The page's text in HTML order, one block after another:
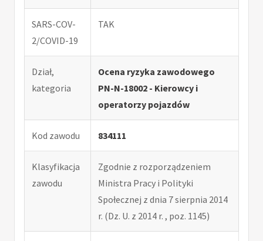
SARS-COV-
2/COVID-19
TAK
Dział,
kategoria
Ocena ryzyka zawodowego
PN-N-18002 - Kierowcy i
operatorzy pojazdów
Kod zawodu 834111
Klasyfikacja
zawodu
Zgodnie z rozporządzeniem
Ministra Pracy i Polityki
Społecznej z dnia 7 sierpnia 2014
r. (Dz. U. z 2014 r. , poz. 1145)